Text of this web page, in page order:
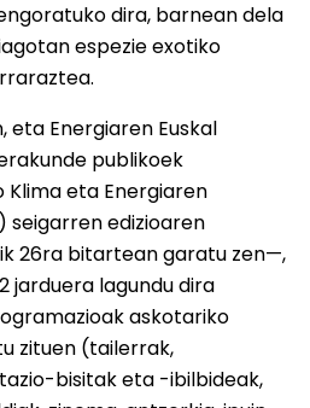
dira, barnean dela
espezie exotiko
eta Energiaren Euskal
publikoek
Klima eta Energiaren
seigarren edizioaren
26ra bitartean garatu zen—,
jarduera lagundu dira
askotariko
zituen (tailerrak,
bisitak eta -ibilbideak,